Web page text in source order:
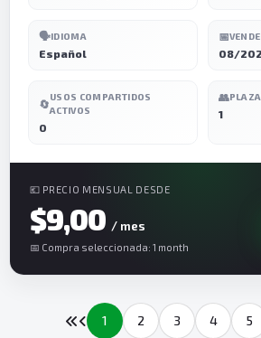
🗣️IDIOMA
Español
📅
08/
🔄
USOS COMPARTIDOS
ACTIVOS
0
👥
1
💶 PRECIO MENSUAL DESDE
$9,00 / mes
📅 Compra seleccionada: 1 month
1 2 3 4 5